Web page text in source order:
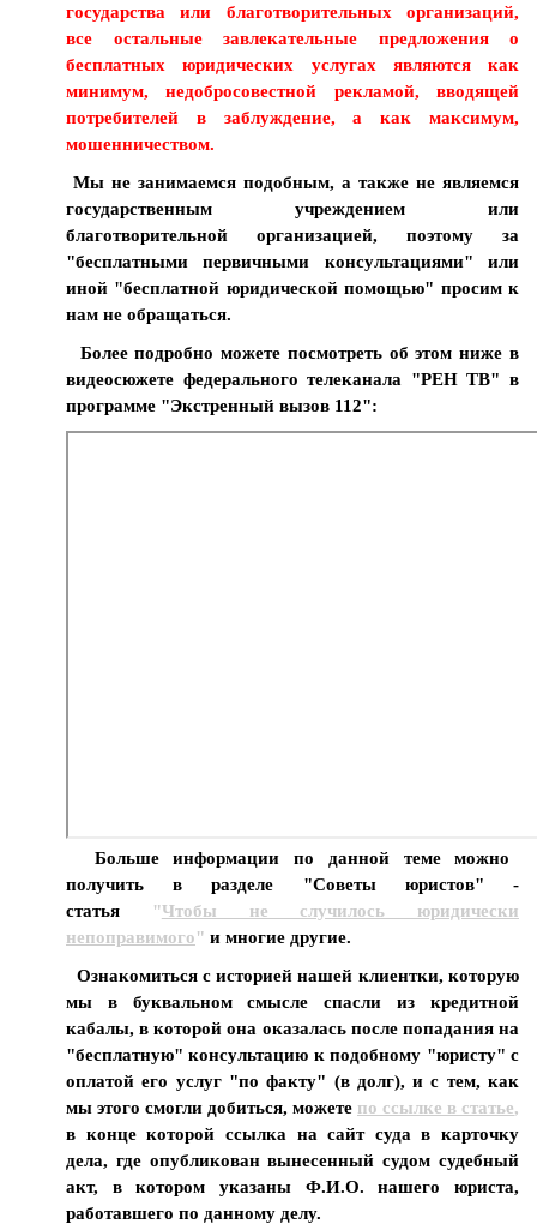
государства или благотворительных организаций,
все остальные завлекательные предложения о
бесплатных юридических услугах являются как
минимум, недобросовестной рекламой, вводящей
потребителей в заблуждение, а как максимум,
мошенничеством.
Мы не занимаемся подобным, а также не являемся
государственным учреждением или
благотворительной организацией, поэтому за
"бесплатными первичными консультациями" или
иной "бесплатной юридической помощью" просим к
нам не обращаться.
Более подробно можете посмотреть об этом ниже в
видеосюжете федерального телеканала "РЕН ТВ" в
программе "Экстренный вызов 112":
Больше информации по данной теме можно
получить в разделе "Советы юристов" -
статья
"Чтобы не случилось юридически
непоправимого" и многие другие.
Ознакомиться с историей нашей клиентки, которую
мы в буквальном смысле спасли из кредитной
кабалы, в которой она оказалась после попадания на
"бесплатную" консультацию к подобному "юристу" с
оплатой его услуг "по факту" (в долг), и с тем, как
мы этого смогли добиться, можете по ссылке в статье,
в конце которой ссылка на сайт суда в карточку
дела, где опубликован вынесенный судом судебный
акт, в котором указаны Ф.И.О. нашего юриста,
работавшего по данному делу.